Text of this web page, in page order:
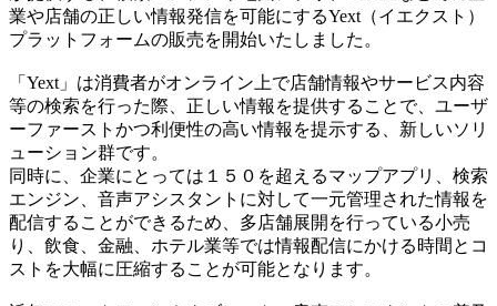
業や店舗の正しい情報発信を可能にするYext（イエクスト）
プラットフォームの販売を開始いたしました。
「Yext」は消費者がオンライン上で店舗情報やサービス内容
等の検索を行った際、正しい情報を提供することで、ユーザ
ーファーストかつ利便性の高い情報を提示する、新しいソリ
ューション群です。
同時に、企業にとっては１５０を超えるマップアプリ、検索
エンジン、音声アシスタントに対して一元管理された情報を
配信することができるため、多店舗展開を行っている小売
り、飲食、金融、ホテル業等では情報配信にかける時間とコ
ストを大幅に圧縮することが可能となります。